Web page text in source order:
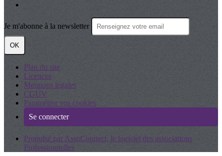
Je m'abonne à la newsletter
OK
Plan du site
Licences
Mentions légales
CGUV
Paramétrer vos cookies
Se connecter
Propulsé par AssoConnect, le logiciel des associations
Professionnelles